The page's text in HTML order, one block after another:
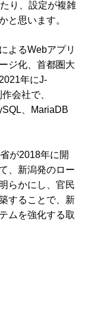
り、設定が複雑
と思います。
よるWebアプリ
ジ化、首都圏大
年にJ-
会社で、
、MariaDB
が2018年に開
、新潟発のロー
らかにし、官民
することで、新
ムを強化する取